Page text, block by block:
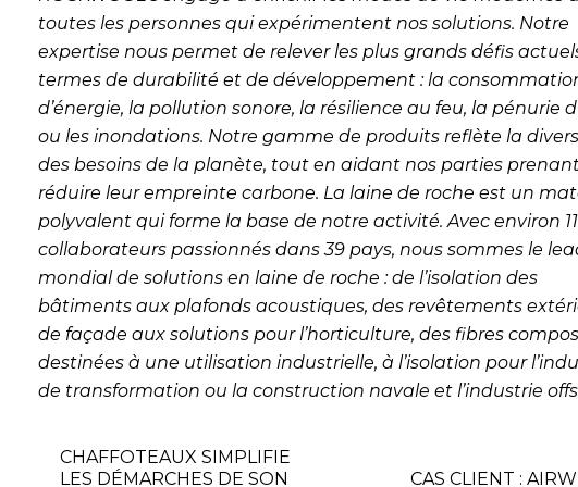
toutes les personnes qui expérimentent nos solutions. Notre
expertise nous permet de relever les plus grands défis
termes de durabilité et de développement : la
d’énergie, la pollution sonore, la résilience au feu, la pénurie
ou les inondations. Notre gamme de produits reflète la
des besoins de la planète, tout en aidant nos parties
réduire leur empreinte carbone. La laine de roche est un
polyvalent qui forme la base de notre activité. Avec environ
collaborateurs passionnés dans 39 pays, nous sommes le
mondial de solutions en laine de roche : de l’isolation des
bâtiments aux plafonds acoustiques, des revêtements
de façade aux solutions pour l’horticulture, des fibres
destinées à une utilisation industrielle, à l’isolation pour
de transformation ou la construction navale et l’industrie
CHAFFOTEAUX SIMPLIFIE
LES DÉMARCHES DE SON
CAS CLIENT :